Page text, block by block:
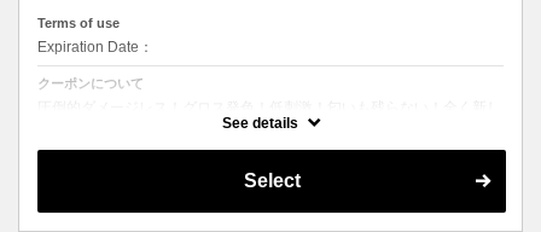
Terms of use
Expiration Date：
クーポンについて
い処方のイノアオイルカラーのセットメニュー☆
See details
Select